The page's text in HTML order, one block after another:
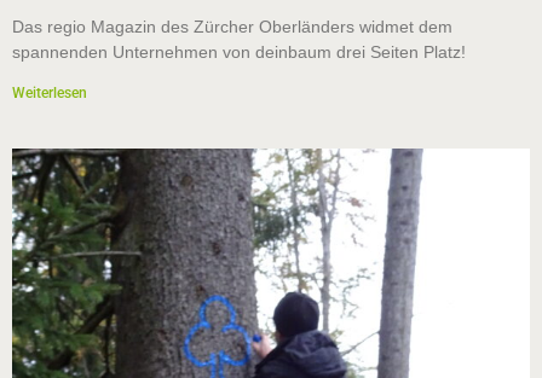
Das regio Magazin des Zürcher Oberländers widmet dem
spannenden Unternehmen von deinbaum drei Seiten Platz!
Weiterlesen